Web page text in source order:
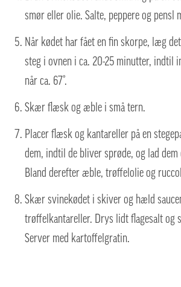
smør eller olie. Salte, peppere og pensl
Når kødet har fået en fin skorpe, læg
steg i ovnen i ca. 20-25 minutter, indtil
når ca. 67°.
Skær flæsk og æble i små tern.
Placer flæsk og kantareller på en
dem, indtil de bliver sprøde, og lad dem
Bland derefter æble, trøffelolie og
Skær svinekødet i skiver og hæld
trøffelkantareller. Drys lidt flagesalt og
Server med kartoffelgratin.